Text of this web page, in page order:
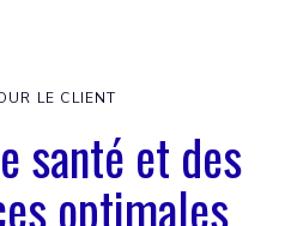
LE CLIENT
santé et des
optimales